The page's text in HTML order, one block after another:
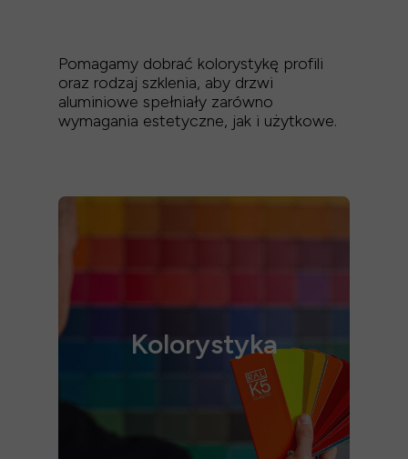
Pomagamy dobrać kolorystykę profili
oraz rodzaj szklenia, aby drzwi
aluminiowe spełniały zarówno
wymagania estetyczne, jak i użytkowe.
Kolorystyka